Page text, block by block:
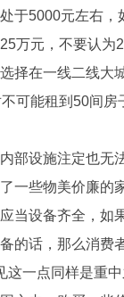
于5000元左右，
万元，不要认为
择在一线二线大
可能租到50间房
部设施注定也无
一些物美价廉的
当设备齐全，如
的话，那么消费
这一点同样是重